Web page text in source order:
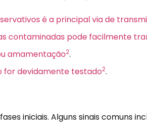
é a principal via de
contaminadas pode facilmente
amamentação2.
for devidamente testado2.
iniciais. Alguns sinais comuns